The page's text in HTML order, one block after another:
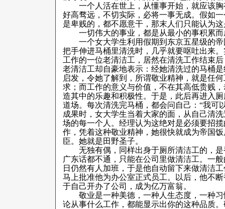
一个人活在世上，从懂事开始，就应该
好高骛远，不切实际，必将一事无成。假如
是卑贱的，都不愿意干，那末人们只能认为
一切伟大的事业，都是从最小的事积累
一个女大学生利用假期到东京五星级的
把手伸进马桶里清洗时，几乎就要呕吐出来
工作的一位老清洁工，居然在清洗工作结束
老清洁工却自豪地表示：经她清洗过的马桶
启发，令她了解到，所谓敬业精神，就是任
求；而工作的意义与价值，不在其高低贵贱
造其中的乐趣和积极性。于是，此后再进入
道场。每次清洗完马桶，都会问自己：“我可
成果时，女大学生当着大家的面，从自己清
场的每一个人。经理认为这绝对是必须要招
作，凭着这种敬业精神，她很快就成为帝国
臣。她就是田野圣子。
无独有偶，同样出身于厕所清洁工的，
广东话都不通，只能在公司里做清洁工。一
日仍然有人加班，于是他自动留下来做清洁
马上批准他为办公室正式员工。以后，他不
于自己开办了公司，成为亿万富翁。
敬业是一种美德，一种人生态度，一种
论从事什么工作，都能显示出你的这种品质